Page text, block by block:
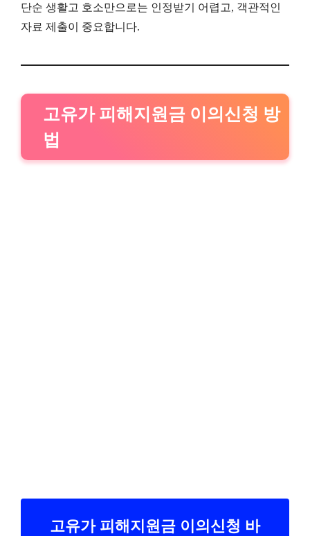
단순 생활고 호소만으로는 인정받기 어렵고, 객관적인
자료 제출이 중요합니다.
고유가 피해지원금 이의신청 방
법
고유가 피해지원금 이의신청 바